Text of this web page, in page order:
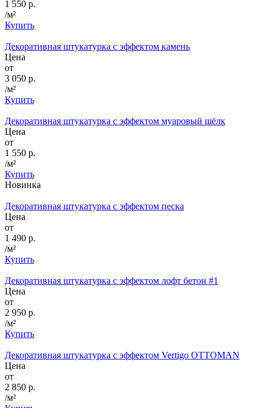
1 550 р.
/м²
Купить
Декоративная штукатурка с эффектом камень
Цена
от
3 050 р.
/м²
Купить
Декоративная штукатурка с эффектом муаровый шёлк
Цена
от
1 550 р.
/м²
Купить
Новинка
Декоративная штукатурка с эффектом песка
Цена
от
1 490 р.
/м²
Купить
Декоративная штукатурка с эффектом лофт бетон #1
Цена
от
2 950 р.
/м²
Купить
Декоративная штукатурка с эффектом Vertigo OTTOMAN
Цена
от
2 850 р.
/м²